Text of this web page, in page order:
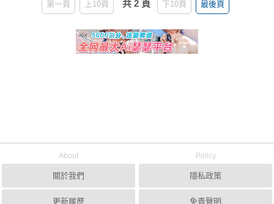
第一頁 上10頁 共 2 頁 下10頁 最後頁
About
關於我們
更新履歷
Policy
隱私政策
免責聲明